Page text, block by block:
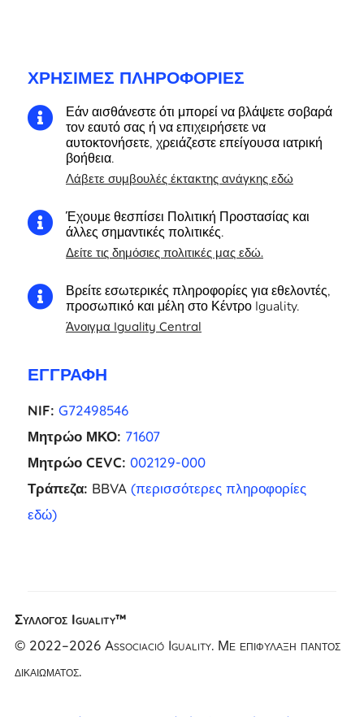
ΧΡΉΣΙΜΕΣ ΠΛΗΡΟΦΟΡΊΕΣ

Εάν αισθάνεστε ότι μπορεί να βλάψετε σοβαρά
τον εαυτό σας ή να επιχειρήσετε να
αυτοκτονήσετε, χρειάζεστε επείγουσα ιατρική
βοήθεια.
Λάβετε συμβουλές έκτακτης ανάγκης εδώ

Έχουμε θεσπίσει Πολιτική Προστασίας και
άλλες σημαντικές πολιτικές.
Δείτε τις δημόσιες πολιτικές μας εδώ.

Βρείτε εσωτερικές πληροφορίες για εθελοντές,
προσωπικό και μέλη στο Κέντρο Iguality.
Άνοιγμα Iguality Central
ΕΓΓΡΑΦΉ
NIF: G72498546
Μητρώο ΜΚΟ: 71607
Μητρώο CEVC: 002129-000
Τράπεζα: BBVA (περισσότερες πληροφορίες
εδώ)
Σύλλογος Iguality™
© 2022–2026 Associació Iguality. Με επιφύλαξη παντός
δικαιώματος.